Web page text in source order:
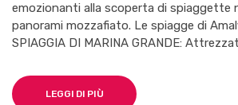
emozionanti alla scoperta di spiaggette
panorami mozzafiato. Le spiagge di
SPIAGGIA DI MARINA GRANDE:
LEGGI DI PIÙ